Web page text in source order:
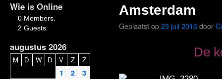
Wie is Online
0 Members.
2 Guests.
augustus 2026
M D W D V Z Z
1 2 3
Amsterdam
Geplaatst op23 juli 2016door
De